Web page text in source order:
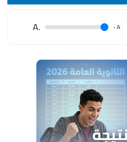
A
.
.A